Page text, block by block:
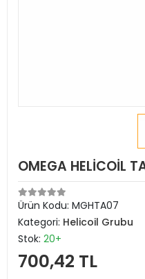
OMEGA HELİCOİL
Ürün Kodu: MGHTA07
Kategori: Helicoil Grubu
Stok: 20+
700,42 TL